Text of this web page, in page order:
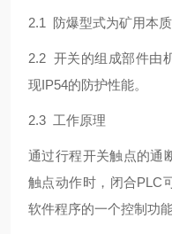
2.1 防爆型式为矿用本
2.2 开关的组成部件由
现IP54的防护性能。
2.3 工作原理
通过行程开关触点的通
触点动作时，闭合PLC
软件程序的一个控制功能